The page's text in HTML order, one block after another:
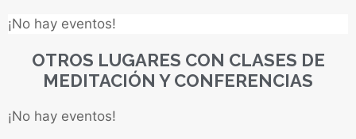
¡No hay eventos!
OTROS LUGARES CON CLASES DE
MEDITACIÓN Y CONFERENCIAS
¡No hay eventos!